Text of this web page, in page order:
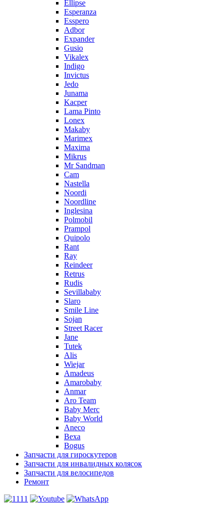
Ellipse
Esperanza
Esspero
Adbor
Expander
Gusio
Vikalex
Indigo
Invictus
Jedo
Junama
Kacper
Lama Pinto
Lonex
Makaby
Marimex
Maxima
Mikrus
Mr Sandman
Cam
Nastella
Noordi
Noordline
Inglesina
Polmobil
Prampol
Quipolo
Rant
Ray
Reindeer
Retrus
Rudis
Sevillababy
Slaro
Smile Line
Sojan
Street Racer
Jane
Tutek
Alis
Wiejar
Amadeus
Amarobaby
Anmar
Aro Team
Baby Merc
Baby World
Aneco
Bexa
Bogus
Запчасти для гироскутеров
Запчасти для инвалидных колясок
Запчасти для велосипедов
Ремонт